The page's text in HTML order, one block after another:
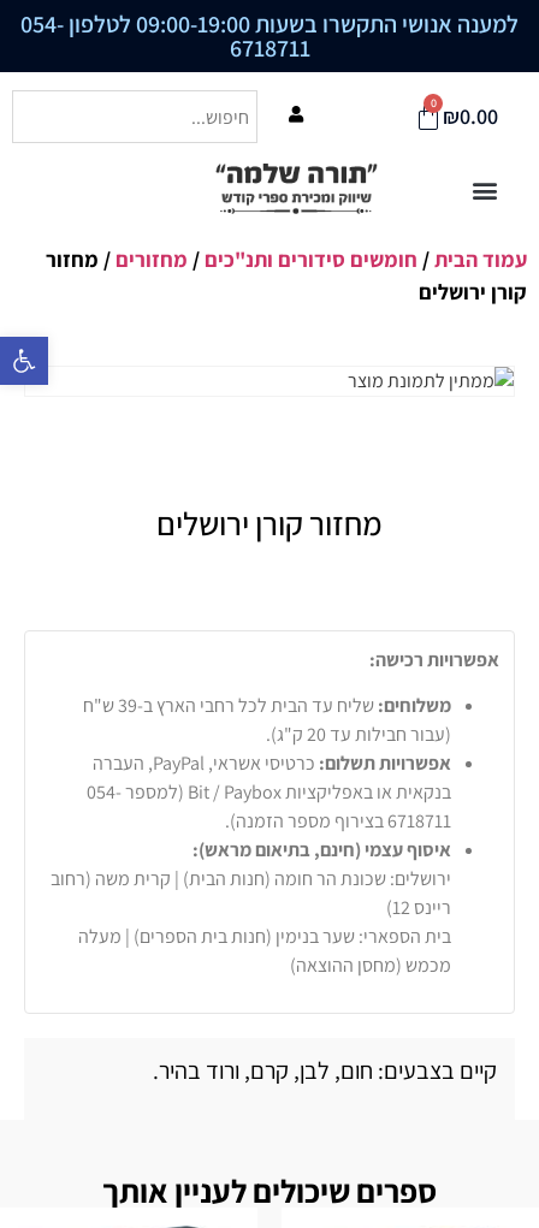
פתח סרגל
למענה אנושי התקשרו בשעות 09:00-19:00 לטלפון 054-
6718711
₪0.00
0
עמוד הבית/ חומשים סידורים ותנ"כים / מחזורים / מחזור
קורן ירושלים
מחזור קורן ירושלים
אפשרויות רכישה:
משלוחים:
שליח עד הבית לכל רחבי הארץ ב-39 ש"ח
(עבור חבילות עד 20 ק"ג).
אפשרויות תשלום:
כרטיסי אשראי, PayPal, העברה
בנקאית או באפליקציות Bit / Paybox (למספר 054-
6718711 בצירוף מספר הזמנה).
איסוף עצמי (חינם, בתיאום מראש):
ירושלים: שכונת הר חומה (חנות הבית) | קרית משה (רחוב
ריינס 12)
בית הספארי: שער בנימין (חנות בית הספרים) | מעלה
מכמש (מחסן ההוצאה)
קיים בצבעים: חום, לבן, קרם, ורוד בהיר.
ספרים שיכולים לעניין אותך